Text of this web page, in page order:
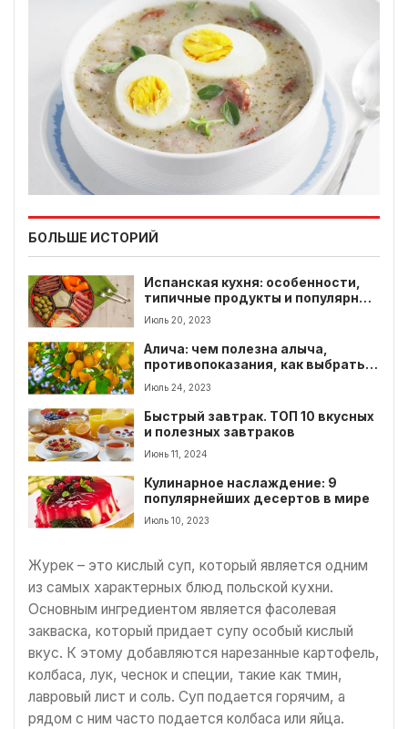
БОЛЬШЕ ИСТОРИЙ
Испанская кухня: особенности,
типичные продукты и популярные
блюда
Июль 20, 2023
Алича: чем полезна алыча,
противопоказания, как выбрать и
цена алычи в 2023 году
Июль 24, 2023
Быстрый завтрак. ТОП 10 вкусных
и полезных завтраков
Июнь 11, 2024
Кулинарное наслаждение: 9
популярнейших десертов в мире
Июль 10, 2023
Журек – это кислый суп, который является одним
из самых характерных блюд польской кухни.
Основным ингредиентом является фасолевая
закваска, который придает супу особый кислый
вкус. К этому добавляются нарезанные картофель,
колбаса, лук, чеснок и специи, такие как тмин,
лавровый лист и соль. Суп подается горячим, а
рядом с ним часто подается колбаса или яйца.